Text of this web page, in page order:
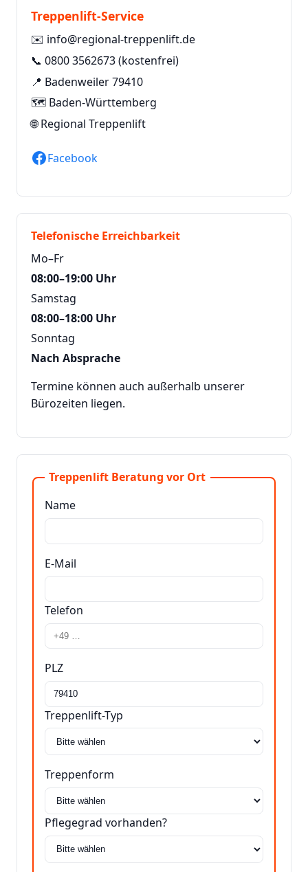
Treppenlift-Service
✉️ info@regional-treppenlift.de
📞 0800 3562673(kostenfrei)
📍 Badenweiler 79410
🗺️ Baden-Württemberg
🌐Regional Treppenlift
Facebook
Telefonische Erreichbarkeit
Mo–Fr
08:00–19:00 Uhr
Samstag
08:00–18:00 Uhr
Sonntag
Nach Absprache
Termine können auch außerhalb unserer
Bürozeiten liegen.
Treppenlift Beratung vor Ort
Name
E-Mail
Telefon
PLZ
Treppenlift-Typ
Treppenform
Pflegegrad vorhanden?